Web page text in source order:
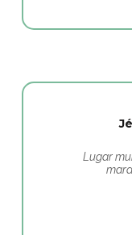
Lugar